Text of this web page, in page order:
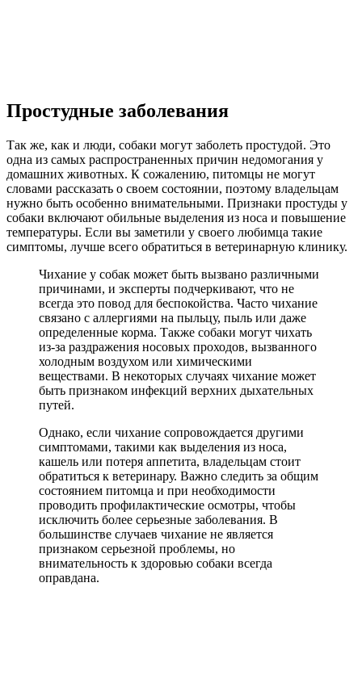
Простудные заболевания
Так же, как и люди, собаки могут заболеть простудой. Это
одна из самых распространенных причин недомогания у
домашних животных. К сожалению, питомцы не могут
словами рассказать о своем состоянии, поэтому владельцам
нужно быть особенно внимательными. Признаки простуды у
собаки включают обильные выделения из носа и повышение
температуры. Если вы заметили у своего любимца такие
симптомы, лучше всего обратиться в ветеринарную клинику.
Чихание у собак может быть вызвано различными
причинами, и эксперты подчеркивают, что не
всегда это повод для беспокойства. Часто чихание
связано с аллергиями на пыльцу, пыль или даже
определенные корма. Также собаки могут чихать
из-за раздражения носовых проходов, вызванного
холодным воздухом или химическими
веществами. В некоторых случаях чихание может
быть признаком инфекций верхних дыхательных
путей.
Однако, если чихание сопровождается другими
симптомами, такими как выделения из носа,
кашель или потеря аппетита, владельцам стоит
обратиться к ветеринару. Важно следить за общим
состоянием питомца и при необходимости
проводить профилактические осмотры, чтобы
исключить более серьезные заболевания. В
большинстве случаев чихание не является
признаком серьезной проблемы, но
внимательность к здоровью собаки всегда
оправдана.